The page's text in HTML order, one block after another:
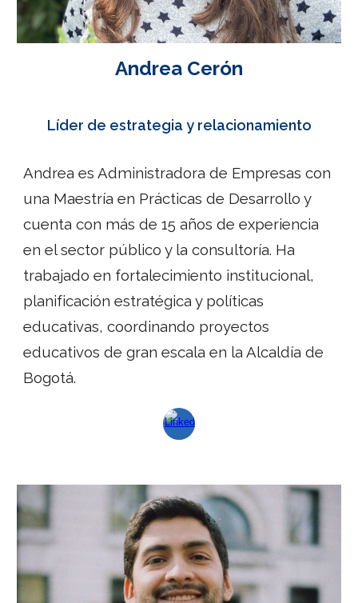
Andrea Cerón
Líder de estrategia y relacionamiento
Andrea es Administradora de Empresas con
una Maestría en Prácticas de Desarrollo y
cuenta con más de 15 años de experiencia
en el sector público y la consultoría. Ha
trabajado en fortalecimiento institucional,
planificación estratégica y políticas
educativas, coordinando proyectos
educativos de gran escala en la Alcaldía de
Bogotá.